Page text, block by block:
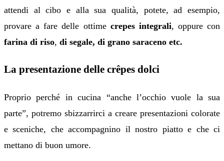
attendi al cibo e alla sua qualità, potete, ad esempio,
provare a fare delle ottime crepes integrali, oppure con
farina di riso, di segale, di grano saraceno etc.
La presentazione delle crêpes dolci
Proprio perché in cucina “anche l’occhio vuole la sua
parte”, potremo sbizzarrirci a creare presentazioni colorate
e sceniche, che accompagnino il nostro piatto e che ci
mettano di buon umore.